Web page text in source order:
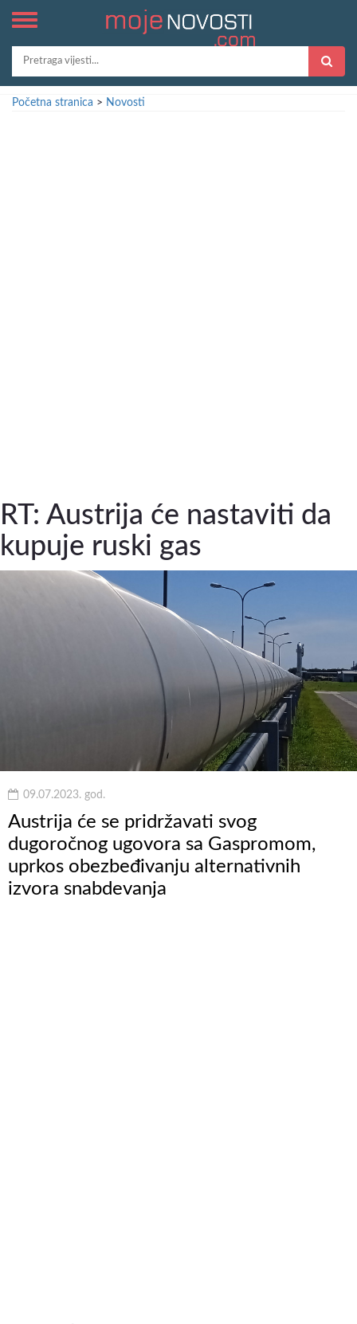
Početna stranica > Novosti
RT: Austrija će nastaviti da
kupuje ruski gas
09.07.2023. god.
Austrija će se pridržavati svog
dugoročnog ugovora sa Gaspromom,
uprkos obezbeđivanju alternativnih
izvora snabdevanja